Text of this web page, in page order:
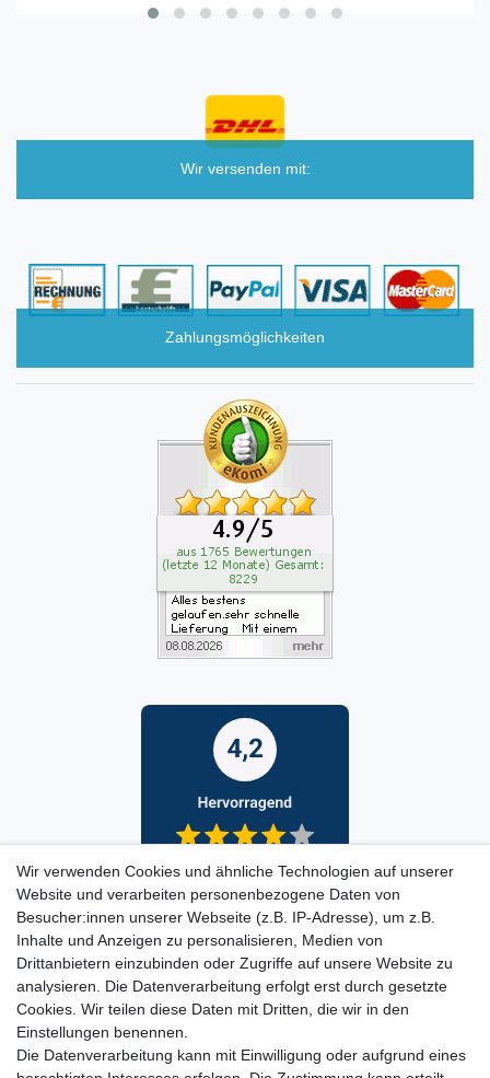
Wir versenden mit:
Zahlungsmöglichkeiten
Wir verwenden Cookies und ähnliche Technologien auf unserer
Website und verarbeiten personenbezogene Daten von
Besucher:innen unserer Webseite (z.B. IP-Adresse), um z.B.
Inhalte und Anzeigen zu personalisieren, Medien von
Drittanbietern einzubinden oder Zugriffe auf unsere Website zu
analysieren. Die Datenverarbeitung erfolgt erst durch gesetzte
Cookies. Wir teilen diese Daten mit Dritten, die wir in den
Einstellungen benennen.
Die Datenverarbeitung kann mit Einwilligung oder aufgrund eines